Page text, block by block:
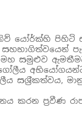
යෝර්ක්හි පිහිටි
මහ සමුළුව
සශ‍්‍රීකත්වය,
ප‍්‍රවීණ